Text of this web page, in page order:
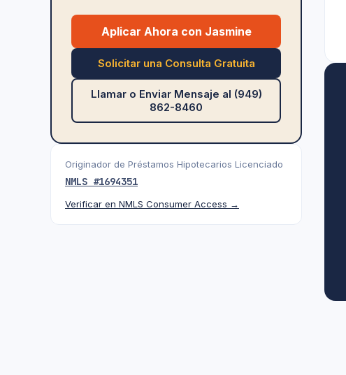
Aplicar Ahora con Jasmine
Solicitar una Consulta Gratuita
Llamar o Enviar Mensaje al (949)
862-8460
Originador de Préstamos Hipotecarios Licenciado
NMLS #1694351
Verificar en NMLS Consumer Access →